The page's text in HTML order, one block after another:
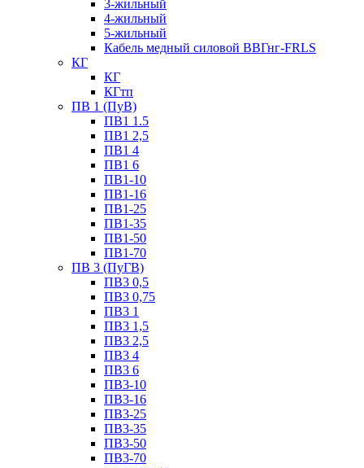
3-жильный
4-жильный
5-жильный
Кабель медный силовой ВВГнг-FRLS
КГ
КГ
КГтп
ПВ 1 (ПуВ)
ПВ1 1.5
ПВ1 2,5
ПВ1 4
ПВ1 6
ПВ1-10
ПВ1-16
ПВ1-25
ПВ1-35
ПВ1-50
ПВ1-70
ПВ 3 (ПуГВ)
ПВ3 0,5
ПВ3 0,75
ПВ3 1
ПВ3 1,5
ПВ3 2,5
ПВ3 4
ПВ3 6
ПВ3-10
ПВ3-16
ПВ3-25
ПВ3-35
ПВ3-50
ПВ3-70